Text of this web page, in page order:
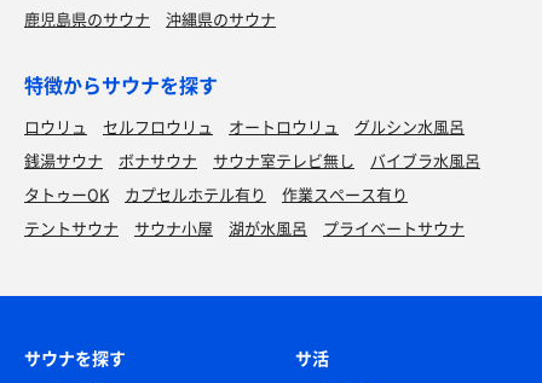
鹿児島県のサウナ
沖縄県のサウナ
特徴からサウナを探す
ロウリュ セルフロウリュ オートロウリュ
グルシン水風呂
銭湯サウナ
ボナサウナ サウナ室テレビ無し
バイブラ水風呂
タトゥーOK
カプセルホテル有り
作業スペース有り
テントサウナ
サウナ小屋 湖が水風呂 プライベートサウナ
サウナを探す サ活